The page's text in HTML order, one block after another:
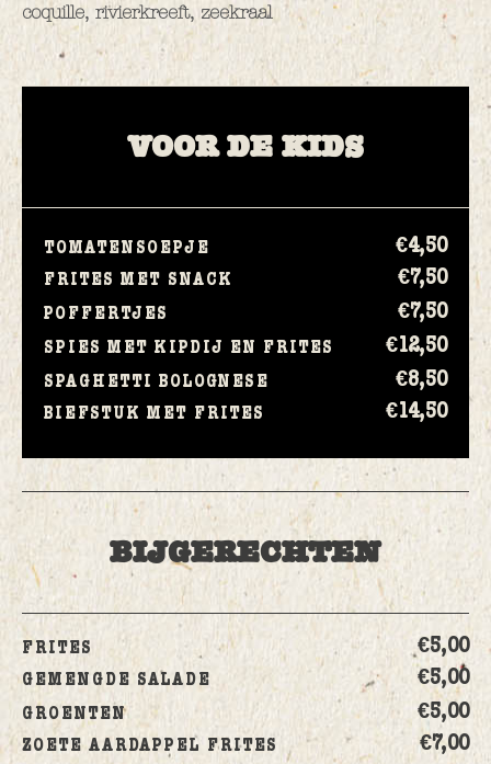
coquille, rivierkreeft, zeekraal
VOOR DE KIDS
TOMATENSOEPJE €4,50
FRITES MET SNACK €7,50
POFFERTJES €7,50
SPIES MET KIPDIJ EN FRITES €12,50
SPAGHETTI BOLOGNESE €8,50
BIEFSTUK MET FRITES €14,50
BIJGERECHTEN
FRITES €5,00
GEMENGDE SALADE €5,00
GROENTEN €5,00
ZOETE AARDAPPEL FRITES €7,00